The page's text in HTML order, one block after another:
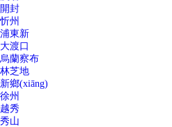
開封
忻州
浦東新
大渡口
烏蘭察布
林芝地
新鄉(xiāng)
徐州
越秀
秀山